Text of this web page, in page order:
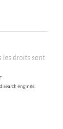
les droits sont
search engines.